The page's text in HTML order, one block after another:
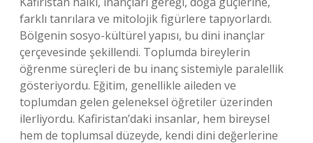
farklı tanrılara ve mitolojik figürlere tapıyorlardı.
Bölgenin sosyo-kültürel yapısı, bu dini inançlar
çerçevesinde şekillendi. Toplumda bireylerin
öğrenme süreçleri de bu inanç sistemiyle paralellik
gösteriyordu. Eğitim, genellikle aileden ve
toplumdan gelen geleneksel öğretiler üzerinden
ilerliyordu. Kafiristan’daki insanlar, hem bireysel
hem de toplumsal düzeyde, kendi dini değerlerine